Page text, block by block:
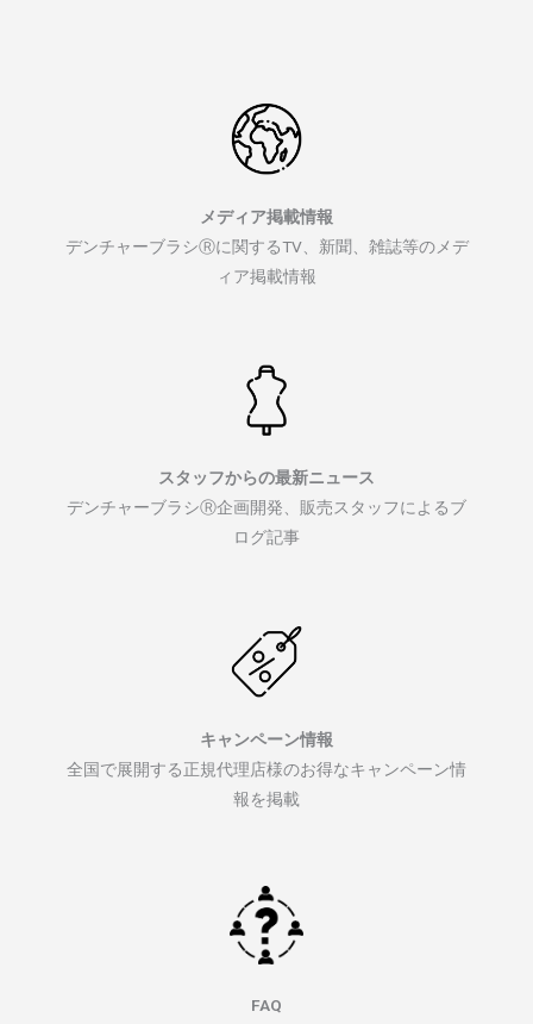
メディア掲載情報
デンチャーブラシⓇに関するTV、新聞、雑誌等のメデ
ィア掲載情報
スタッフからの最新ニュース
デンチャーブラシⓇ企画開発、販売スタッフによるブ
ログ記事
キャンペーン情報
全国で展開する正規代理店様のお得なキャンペーン情
報を掲載
FAQ